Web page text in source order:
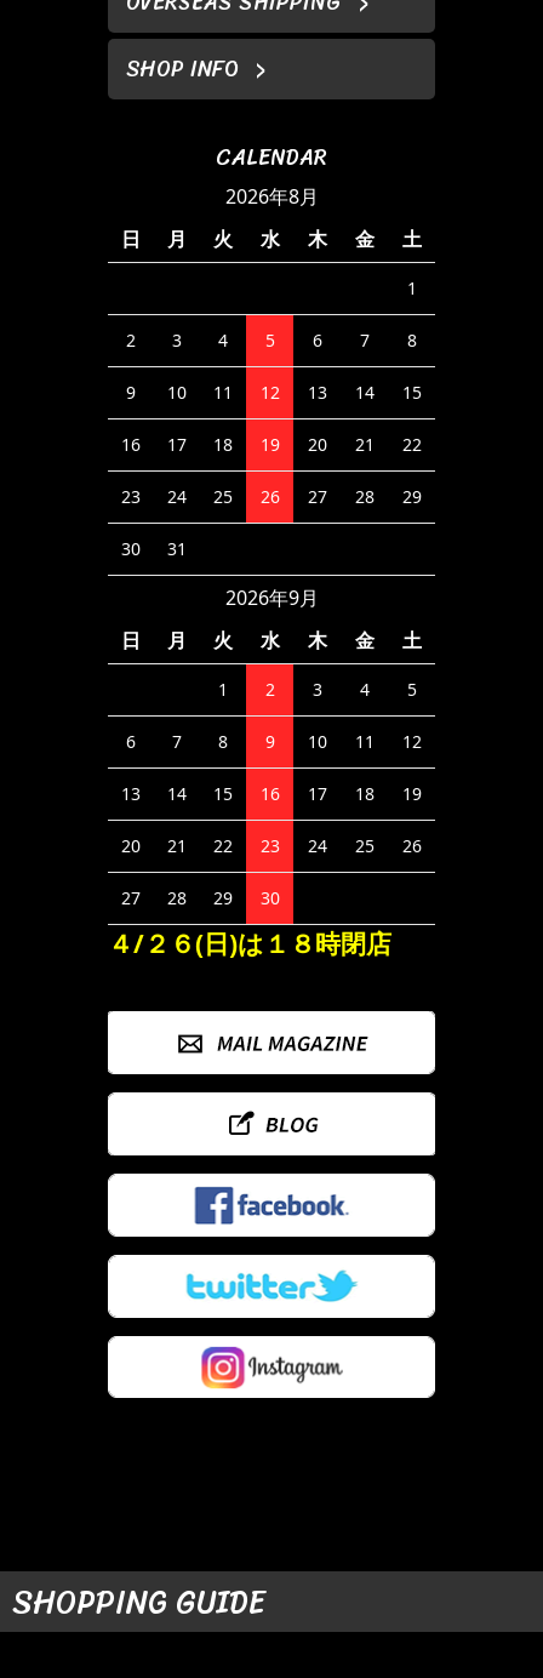
SHOP INFO
CALENDAR
2026年8月
日
月 火 水 木 金 土
1
2 3 4 5 6 7 8
9 10 11 12 13 14 15
16 17 18 19 20 21 22
23 24 25 26 27 28 29
30 31
2026年9月
日
月 火 水 木 金 土
1 2 3 4 5
6 7 8 9 10 11 12
13 14 15 16 17 18 19
20 21 22 23 24 25 26
27 28 29 30
４/２６(日)は１８時閉店
SHOPPING GUIDE